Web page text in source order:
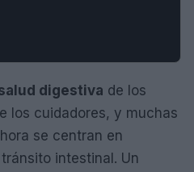
digestiva de los
los cuidadores, y muchas
se centran en
intestinal. Un